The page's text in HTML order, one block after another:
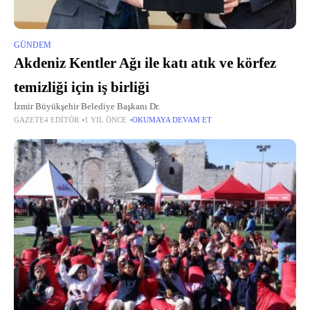
GÜNDEM
Akdeniz Kentler Ağı ile katı atık ve körfez
temizliği için iş birliği
İzmir Büyükşehir Belediye Başkanı Dr.
GAZETE4 EDITÖR 1 YIL ÖNCE OKUMAYA DEVAM ET